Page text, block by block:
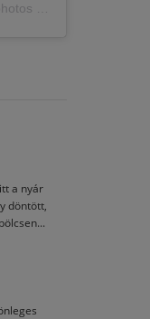
videos
a nyár
döntött,